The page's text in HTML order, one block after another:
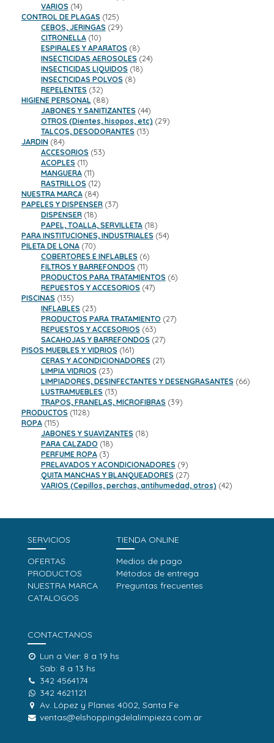
VARIOS 1414
productos
CONTROL DE PLAGAS 125125
productos
CEBOS, JERINGAS 2929
CITRONELLA 1010
productos
ESPIRALES Y APARATOS 88
productos
INSECTICIDAS AEROSOLES 2424
INSECTICIDAS LIQUIDOS 1818
INSECTICIDAS POLVOS 88
REPELENTES 3232
productos
HIGIENE PERSONAL 8888
productos
JABONES Y SANITIZANTES 4444
productos
OTROS (Dientes, hisopos, etc) 2929
TALCOS, DESODORANTES 1313
JARDIN 8484
productos
ACCESORIOS 5353
ACOPLES 1111
productos
MANGUERA 1111
productos
RASTRILLOS 1212
productos
NUESTRA MARCA 8484
productos
PAPELES Y DISPENSER 3737
DISPENSER 1818
productos
PAPEL, TOALLA, SERVILLETA 1818
productos
PARA INSTITUCIONES, INDUSTRIALES 5454
PILETA DE LONA 7070
productos
COBERTORES E INFLABLES 66
productos
FILTROS Y BARREFONDOS 1111
productos
PRODUCTOS PARA TRATAMIENTOS 66
REPUESTOS Y ACCESORIOS 4747
PISCINAS 135135
productos
INFLABLES 2323
productos
PRODUCTOS PARA TRATAMIENTO 2727
REPUESTOS Y ACCESORIOS 6363
productos
SACAHOJAS Y BARREFONDOS 2727
PISOS MUEBLES Y VIDRIOS 161161
productos
CERAS Y ACONDICIONADORES 2121
LIMPIA VIDRIOS 2323
productos
LIMPIADORES, DESINFECTANTES Y DESENGRASANTES 6666
LUSTRAMUEBLES 1313
productos
TRAPOS, FRANELAS, MICROFIBRAS 3939
PRODUCTOS 11281128
ROPA 115115
productos
JABONES Y SUAVIZANTES 1818
PARA CALZADO 1818
PERFUME ROPA 33
productos
PRELAVADOS Y ACONDICIONADORES 99
productos
QUITA MANCHAS Y BLANQUEADORES 2727
productos
VARIOS (Cepillos, perchas, antihumedad, otros) 4242
SERVICIOS
OFERTAS
PRODUCTOS
NUESTRA MARCA
CATALOGOS
TIENDA ONLINE
Medios de pago
Métodos de entrega
Preguntas frecuentes
CONTACTANOS
Lun a Vier: 8 a 19 hs
Sab: 8 a 13 hs
342 4564174
342 4621121
Av. López y Planes 4002, Santa Fe
ventas@elshoppingdelalimpieza.com.ar